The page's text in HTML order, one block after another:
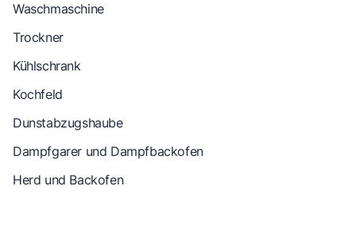
Waschmaschine
Trockner
Kühlschrank
Kochfeld
Dunstabzugshaube
Dampfgarer und Dampfbackofen
Herd und Backofen